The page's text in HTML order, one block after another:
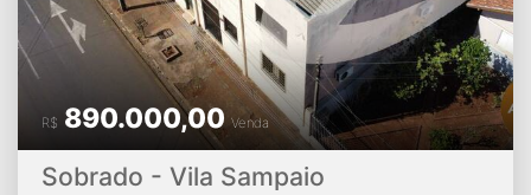
Sobrado - Vila Sampaio
R$ 890.000,00Venda